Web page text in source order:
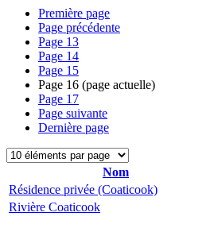
Première page
Page précédente
Page 13
Page 14
Page 15
Page 16 (page actuelle)
Page 17
Page suivante
Dernière page
Nom
Résidence privée (Coaticook)
Rivière Coaticook